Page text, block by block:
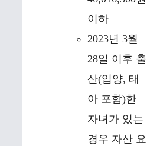
이하
2023년 3월
28일 이후 출
산(입양, 태
아 포함)한
자녀가 있는
경우 자산 요